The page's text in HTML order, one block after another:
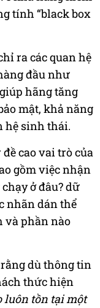
tính “black box
ra các quan hệ
đầu như
hãng tăng
mật, khả năng
hệ sinh thái.
cao vai trò của
gồm việc nhận
ở đâu? dữ
nhãn dán thể
và phần nào
dù thông tin
thức hiện
luôn tồn tại một